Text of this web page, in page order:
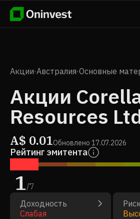
Акции·Австралия·Основные
Акции
Resources
A$ 0.01Обновлено 17.07.2026
Рейтинг эмитента
1/7
Доходность
Слабая